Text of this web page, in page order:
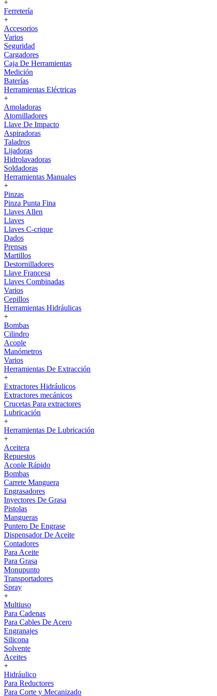
+
Ferretería
+
Accesorios
Varios
Seguridad
Cargadores
Caja De Herramientas
Medición
Baterías
Herramientas Eléctricas
+
Amoladoras
Atornilladores
Llave De Impacto
Aspiradoras
Taladros
Lijadoras
Hidrolavadoras
Soldadoras
Herramientas Manuales
+
Pinzas
Pinza Punta Fina
Llaves Allen
Llaves
Llaves C-crique
Dados
Prensas
Martillos
Destornilladores
Llave Francesa
Llaves Combinadas
Varios
Cepillos
Herramientas Hidráulicas
+
Bombas
Cilindro
Acople
Manómetros
Varios
Herramientas De Extracción
+
Extractores Hidráulicos
Extractores mecánicos
Crucetas Para extractores
Lubricación
+
Herramientas De Lubricación
+
Aceitera
Repuestos
Acople Rápido
Bombas
Carrete Manguera
Engrasadores
Inyectores De Grasa
Pistolas
Mangueras
Puntero De Engrase
Dispensador De Aceite
Contadores
Para Aceite
Para Grasa
Monupunto
Transportadores
Spray
+
Multiuso
Para Cadenas
Para Cables De Acero
Engranajes
Silicona
Solvente
Aceites
+
Hidráulico
Para Reductores
Para Corte y Mecanizado